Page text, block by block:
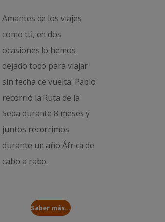
Amantes de los viajes
como tú, en dos
ocasiones lo hemos
dejado todo para viajar
sin fecha de vuelta: Pablo
recorrió la Ruta de la
Seda durante 8 meses y
juntos recorrimos
durante un añoÁfrica de
cabo a rabo.
Saber más...